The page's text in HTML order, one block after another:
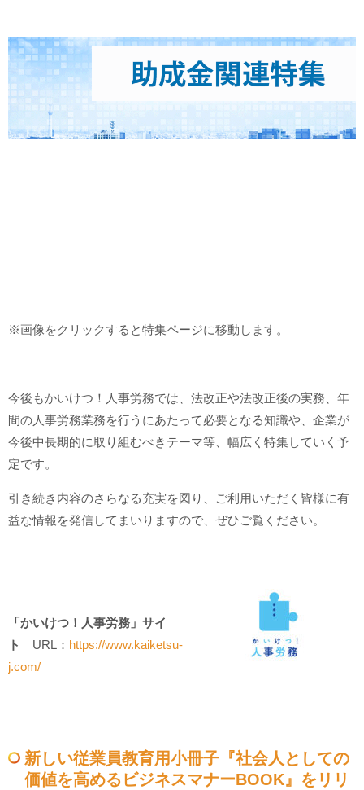
※画像をクリックすると特集ページに移動します。
今後もかいけつ！人事労務では、法改正や法改正後の実務、年
間の人事労務業務を行うにあたって必要となる知識や、企業が
今後中長期的に取り組むべきテーマ等、幅広く特集していく予
定です。
引き続き内容のさらなる充実を図り、ご利用いただく皆様に有
益な情報を発信してまいりますので、ぜひご覧ください。
「かいけつ！人事労務」サイ
ト URL： https://www.kaiketsu-
j.com/
新しい従業員教育用小冊子『社会人としての
価値を高めるビジネスマナーBOOK』をリリ